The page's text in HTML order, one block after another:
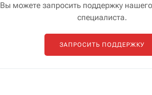
Вы можете запросить поддержку
специалиста.
ЗАПРОСИТЬ ПОДДЕРЖКУ